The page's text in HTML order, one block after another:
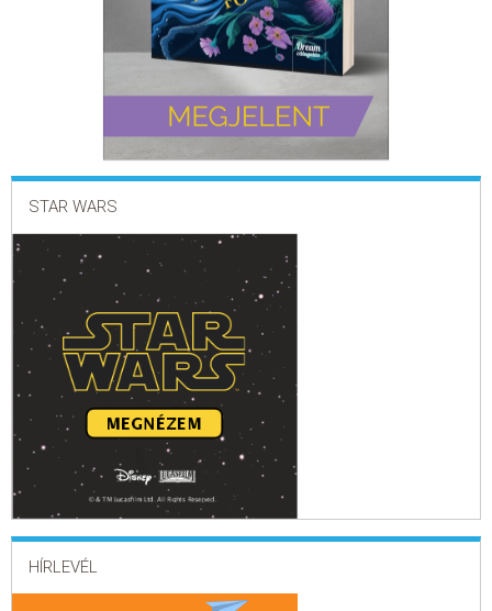
STAR WARS
HÍRLEVÉL